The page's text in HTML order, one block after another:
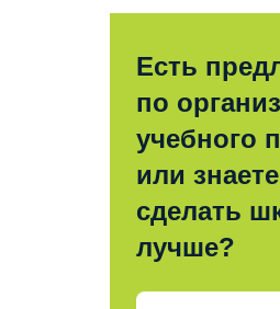
Есть
по
учебного
или
сделать
лучше?